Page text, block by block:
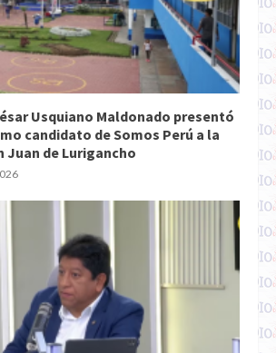
Usquiano Maldonado presentó
candidato de Somos Perú a la
Juan de Lurigancho